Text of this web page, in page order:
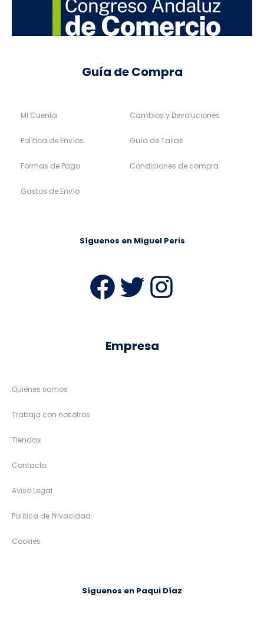
Guía de Compra
Mi Cuenta
Política de Envíos
Formas de Pago
Gastos de Envío
Cambios y Devoluciones
Guía de Tallas
Condiciones de compra
Síguenos en Miguel Peris
Facebook
Twitter
Empresa
Quiénes somos
Trabaja con nosotros
Tiendas
Contacto
Aviso Legal
Política de Privacidad
Cookies
Síguenos en Paqui Díaz